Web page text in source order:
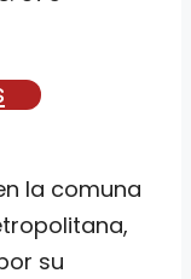
la comuna
su